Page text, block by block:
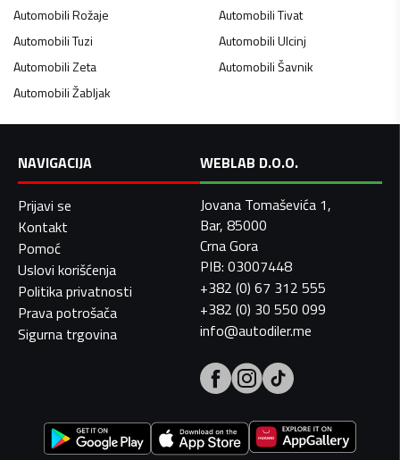
AutomobiliRožaje AutomobiliTivat
AutomobiliTuzi AutomobiliUlcinj
AutomobiliZeta AutomobiliŠavnik
AutomobiliŽabljak
NAVIGACIJA
Prijavi se
Kontakt
Pomoć
Uslovi korišćenja
Politika privatnosti
Prava potrošača
Sigurna trgovina
WEBLAB D.O.O.
Jovana Tomaševića 1,
Bar, 85000
Crna Gora
PIB: 03007448
+382 (0) 67 312 555
+382 (0) 30 550 099
info@autodiler.me